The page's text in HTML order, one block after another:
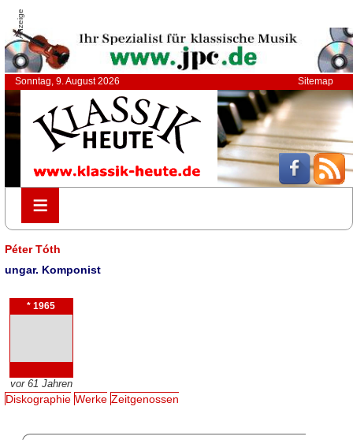
Anzeige
Sonntag, 9. August 2026 Sitemap
≡
≡
Péter Tóth
ungar. Komponist
* 1965
vor 61 Jahren
Diskographie Werke Zeitgenossen